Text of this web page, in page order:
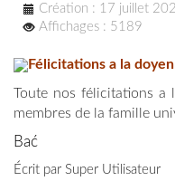
Création : 17 juillet
Affichages : 5189
Félicitations a la
Toute nos félicitations a
membres de la famille
Bać
Écrit par Super Utilisateur